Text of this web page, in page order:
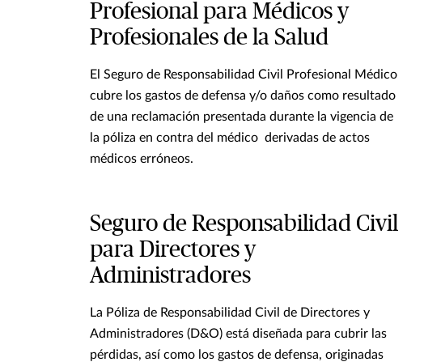
Profesional para Médicos y
Profesionales de la Salud
El Seguro de Responsabilidad Civil Profesional Médico
cubre los gastos de defensa y/o daños como resultado
de una reclamación presentada durante la vigencia de
la póliza en contra del médico derivadas de actos
médicos erróneos.
Seguro de Responsabilidad Civil
para Directores y
Administradores
La Póliza de Responsabilidad Civil de Directores y
Administradores (D&O) está diseñada para cubrir las
pérdidas, así como los gastos de defensa, originadas